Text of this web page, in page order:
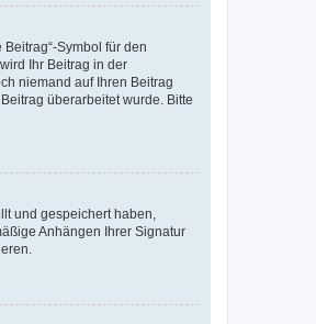
Symbol für den
Ihr Beitrag in der
niemand auf Ihren Beitrag
überarbeitet wurde. Bitte
und gespeichert haben,
Anhängen Ihrer Signatur